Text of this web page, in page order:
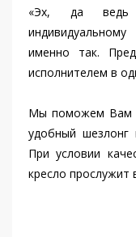
«Эх, да ведь
именно так.
исполнителем в
Мы поможем Вам
удобный
При условии
кресло прослужит